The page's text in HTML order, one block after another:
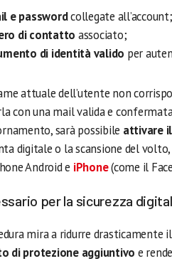
e passwordcollegate all’account;
di contatto associato;
di identità valido per
attuale dell’utente non
con una mail valida e
sarà possibile attivare
digitale o la scansione del
Android e iPhone(come il
per la sicurezza
mira a ridurre drasticamente
di protezione aggiuntivo e